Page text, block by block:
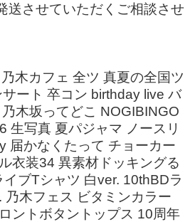
送させていただくご相談させ
木カフェ 全ツ 真夏の全国ツ
ート 卒コン birthday live バ
木坂ってどこ NOGIBINGO
生写真 夏パジャマ ノースリ
届かなくたって チョーカー
衣装34 異素材ドッキングる
ブTシャツ 白ver. 10thBDラ
乃木フェス ビタミンカラー
ントボタントップス 10周年